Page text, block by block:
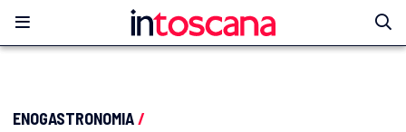
ENOGASTRONOMIA/